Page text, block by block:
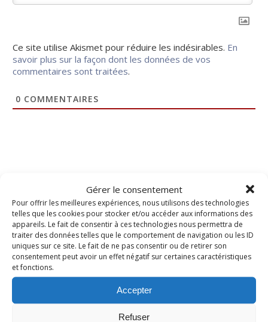
Gérer le consentement
Pour offrir les meilleures expériences, nous utilisons des technologies
telles que les cookies pour stocker et/ou accéder aux informations des
appareils. Le fait de consentir à ces technologies nous permettra de
traiter des données telles que le comportement de navigation ou les ID
uniques sur ce site. Le fait de ne pas consentir ou de retirer son
consentement peut avoir un effet négatif sur certaines caractéristiques
et fonctions.
Accepter
Refuser
Ce site utilise Akismet pour réduire les indésirables. En
savoir plus sur la façon dont les données de vos
commentaires sont traitées.
0 COMMENTAIRES
RECHERCHER